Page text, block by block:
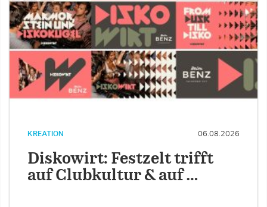
KREATION 06.08.2026
Diskowirt: Festzelt trifft
auf Clubkultur & auf …